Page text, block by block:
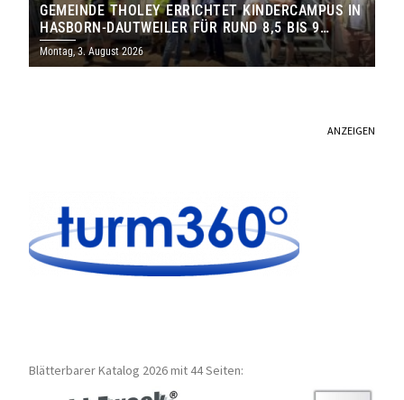
GEMEINDE THOLEY ERRICHTET KINDERCAMPUS IN
HASBORN-DAUTWEILER FÜR RUND 8,5 BIS 9
MILLIONEN EURO
Montag, 3. August 2026
ANZEIGEN
Blätterbarer Katalog 2026 mit 44 Seiten: